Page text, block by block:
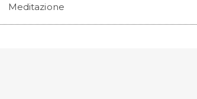
Meditazione